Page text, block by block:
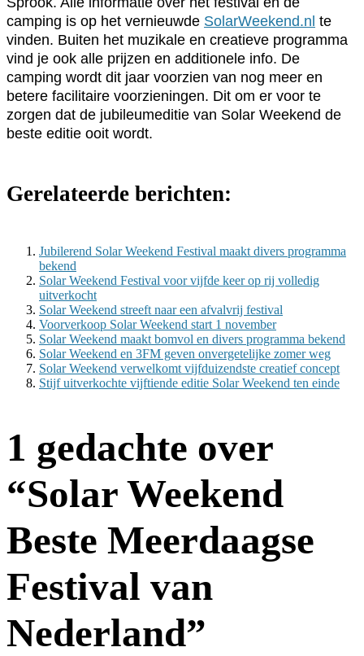
camping is op het vernieuwde SolarWeekend.nl te
vinden. Buiten het muzikale en creatieve programma
vind je ook alle prijzen en additionele info. De
camping wordt dit jaar voorzien van nog meer en
betere facilitaire voorzieningen. Dit om er voor te
zorgen dat de jubileumeditie van Solar Weekend de
beste editie ooit wordt.
Gerelateerde berichten:
Jubilerend Solar Weekend Festival maakt divers programma
bekend
Solar Weekend Festival voor vijfde keer op rij volledig
uitverkocht
Solar Weekend streeft naar een afvalvrij festival
Voorverkoop Solar Weekend start 1 november
Solar Weekend maakt bomvol en divers programma bekend
Solar Weekend en 3FM geven onvergetelijke zomer weg
Solar Weekend verwelkomt vijfduizendste creatief concept
Stijf uitverkochte vijftiende editie Solar Weekend ten einde
1 gedachte over
“Solar Weekend
Beste Meerdaagse
Festival van
Nederland”